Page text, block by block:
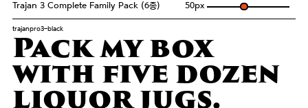
Trajan 3 Complete Family Pack (6종) 50px
trajanpro3-black
Pack my box
with five dozen
liquor jugs.